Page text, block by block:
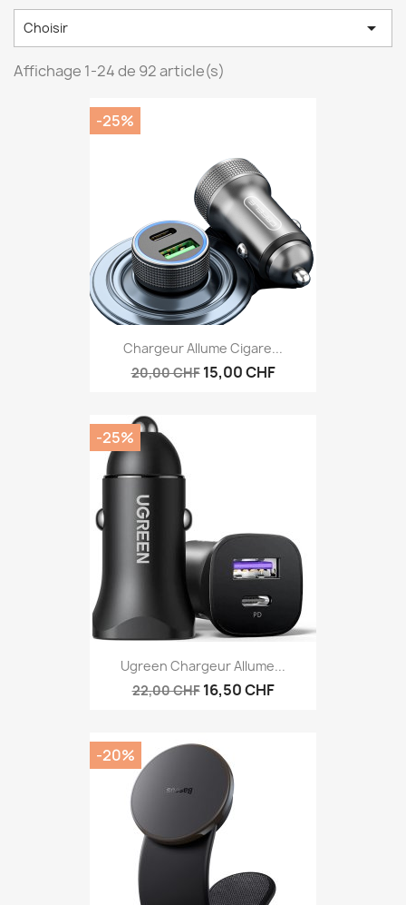
Choisir 
Affichage 1-24 de 92 article(s)
Chargeur Allume Cigare...
20,00 CHF 15,00 CHF
-25%
Ugreen Chargeur Allume...
22,00 CHF 16,50 CHF
-25%
-20%